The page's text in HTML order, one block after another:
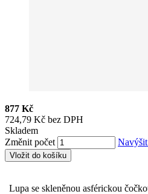
877 Kč
724,79 Kč bez DPH
Skladem
Změnit počet
Vložit do košíku
Lupa se skleněnou asférickou